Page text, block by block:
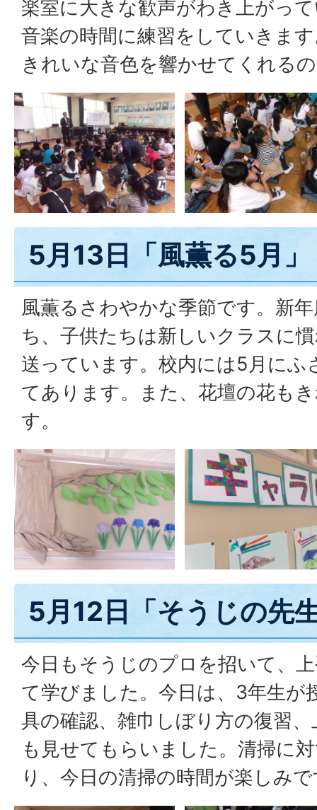
楽室に大きな歓声がわき上がっ
音楽の時間に練習をしていきま
きれいな音色を響かせてくれる
5月13日「風薫る5月」
風薫るさわやかな季節です。新
ち、子供たちは新しいクラスに
送っています。校内には5月にふ
てあります。また、花壇の花も
す。
5月12日「そうじの先
今日もそうじのプロを招いて、
て学びました。今日は、3年生が
具の確認、雑巾しぼり方の復習
も見せてもらいました。清掃に
り、今日の清掃の時間が楽しみ